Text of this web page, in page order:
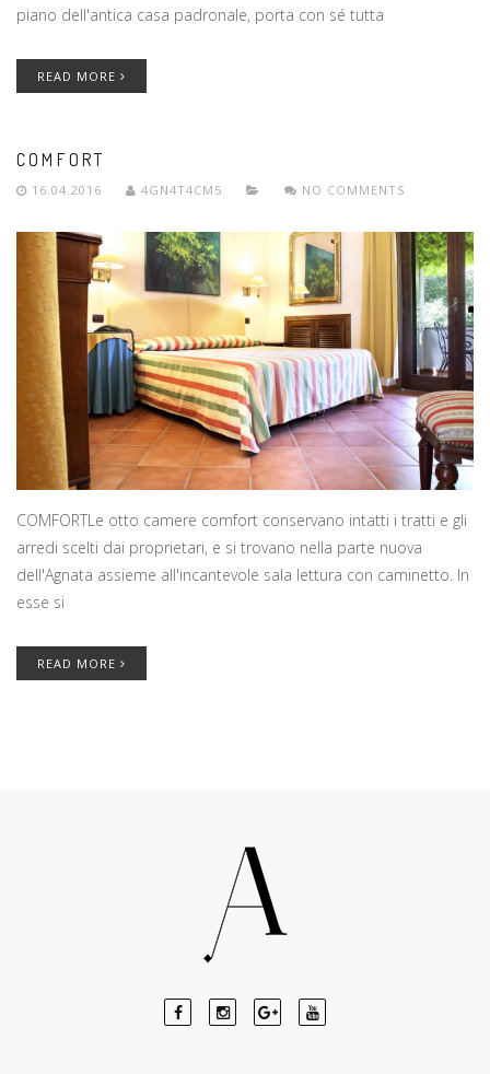
piano dell'antica casa padronale, porta con sé tutta
READ MORE
COMFORT
16.04.2016 4GN4T4CM5 NO COMMENTS
COMFORTLe otto camere comfort conservano intatti i tratti e gli
arredi scelti dai proprietari, e si trovano nella parte nuova
dell'Agnata assieme all'incantevole sala lettura con caminetto. In
esse si
READ MORE